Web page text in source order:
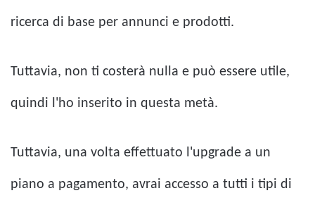
ricerca di base per annunci e prodotti.
Tuttavia, non ti costerà nulla e può essere utile,
quindi l'ho inserito in questa metà.
Tuttavia, una volta effettuato l'upgrade a un
piano a pagamento, avrai accesso a tutti i tipi di